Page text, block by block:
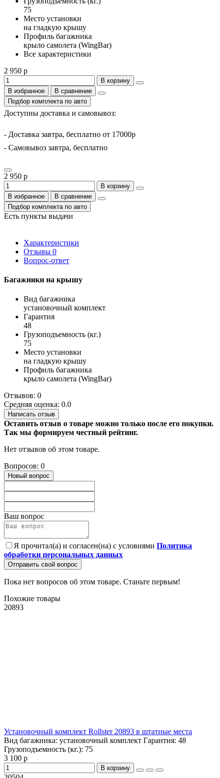
75
Место установки
на гладкую крышу
Профиль багажника
крыло самолета (WingBar)
Все характеристики
2 950 р
В корзину
В избранное
В сравнение
Подбор комплекта по авто
Доступны доставка и самовывоз:
- Доставка завтра, бесплатно от 17000р
- Самовывоз завтра, бесплатно
2 950 р
В корзину
В избранное
В сравнение
Подбор комплекта по авто
Есть пункты выдачи
Характеристики
Отзывы 0
Вопрос-ответ
Багажники на крышу
Вид багажника
установочный комплект
Гарантия
48
Грузоподъемность (кг.)
75
Место установки
на гладкую крышу
Профиль багажника
крыло самолета (WingBar)
Отзывов: 0
Средняя оценка: 0.0
Написать отзыв
Оставить отзыв о товаре можно только после его покупки.
Так мы формируем честный рейтинг.
Нет отзывов об этом товаре.
Вопросов: 0
Новый вопрос
Ваш вопрос
Я прочитал(а) и согласен(на) с условиями Политика
обработки персональных данных
Отправить свой вопрос
Пока нет вопросов об этом товаре. Станьте первым!
Похожие товары
20893
Установочный комплект Rollster 20893 в штатные места
Вид багажника: установочный комплект Гарантия: 48
Грузоподъемность (кг.): 75
3 100 р
В корзину